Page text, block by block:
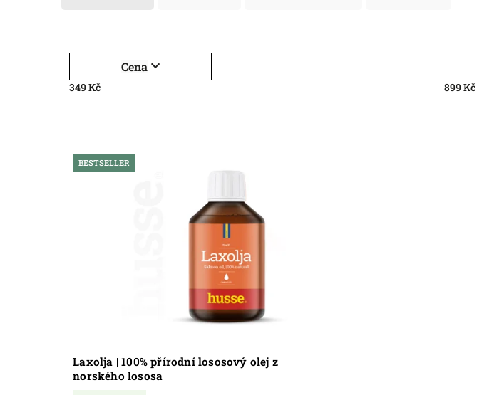
Cena
349Kč 899Kč
BESTSELLER
Laxolja | 100% přírodní lososový olej z
norského lososa